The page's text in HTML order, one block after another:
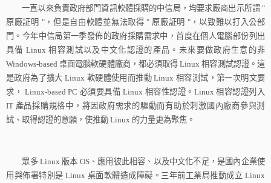
一直以來負責政府部門資訊軟體採購的中信局，均要求廠商出示所謂"
原廠証明 "，但是自由軟體並無法取得 " 原廠証明 "，以致難以打入公部
門。今年中信局第一季發佈的政府採購需求中，首度在個人電腦部份列出
具備 Linux相容測試以及中文化認證的產品。未來要做政府生意的非
Windows-based桌面電腦軟硬體廠商，都必須取得 Linux相容測試認證。這
是政府為了擴大 Linux 軟硬體使用而推動 Linux 相容測試，第一次明文要
求， Linux-based PC 必須要具備 Linux 相容性認證。 Linux相容認證列入
IT 產品採購規格中，將因政府需求的驅動而有助於刺激國內廠商參與測
試、取得認證的意願，使推動 Linux 的力量更為聚焦。
眾多Linux 版本 OS、應用彼此相容、以及中文化不足，是國內企業使
用與佈署特別是 Linux 桌面軟體造成障礙。三年前工業局推動成立 Linux